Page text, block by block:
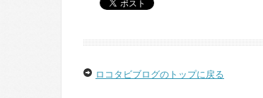
ロコタビブログのトップに戻る